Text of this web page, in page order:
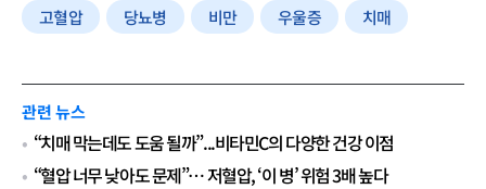
고혈압 당뇨병 비만 우울증 치매
관련 뉴스
“치매 막는데도 도움 될까”...비타민C의 다양한 건강 이점
“혈압 너무 낮아도 문제”… 저혈압, ‘이 병’ 위험 3배 높다